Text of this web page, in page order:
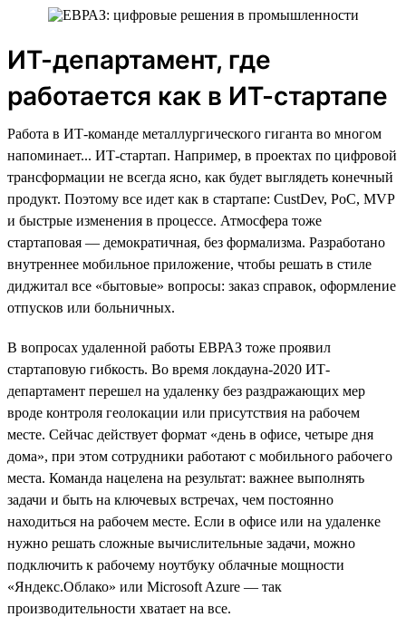
ИТ-департамент, где
работается как в ИТ-стартапе
Работа в ИТ-команде металлургического гиганта во многом
напоминает... ИТ-стартап. Например, в проектах по цифровой
трансформации не всегда ясно, как будет выглядеть конечный
продукт. Поэтому все идет как в стартапе: CustDev, PoC, MVP
и быстрые изменения в процессе. Атмосфера тоже
стартаповая — демократичная, без формализма. Разработано
внутреннее мобильное приложение, чтобы решать в стиле
диджитал все «бытовые» вопросы: заказ справок, оформление
отпусков или больничных.
В вопросах удаленной работы ЕВРАЗ тоже проявил
стартаповую гибкость. Во время локдауна-2020 ИТ-
департамент перешел на удаленку без раздражающих мер
вроде контроля геолокации или присутствия на рабочем
месте. Сейчас действует формат «день в офисе, четыре дня
дома», при этом сотрудники работают с мобильного рабочего
места. Команда нацелена на результат: важнее выполнять
задачи и быть на ключевых встречах, чем постоянно
находиться на рабочем месте. Если в офисе или на удаленке
нужно решать сложные вычислительные задачи, можно
подключить к рабочему ноутбуку облачные мощности
«Яндекс.Облако» или Microsoft Azure — так
производительности хватает на все.